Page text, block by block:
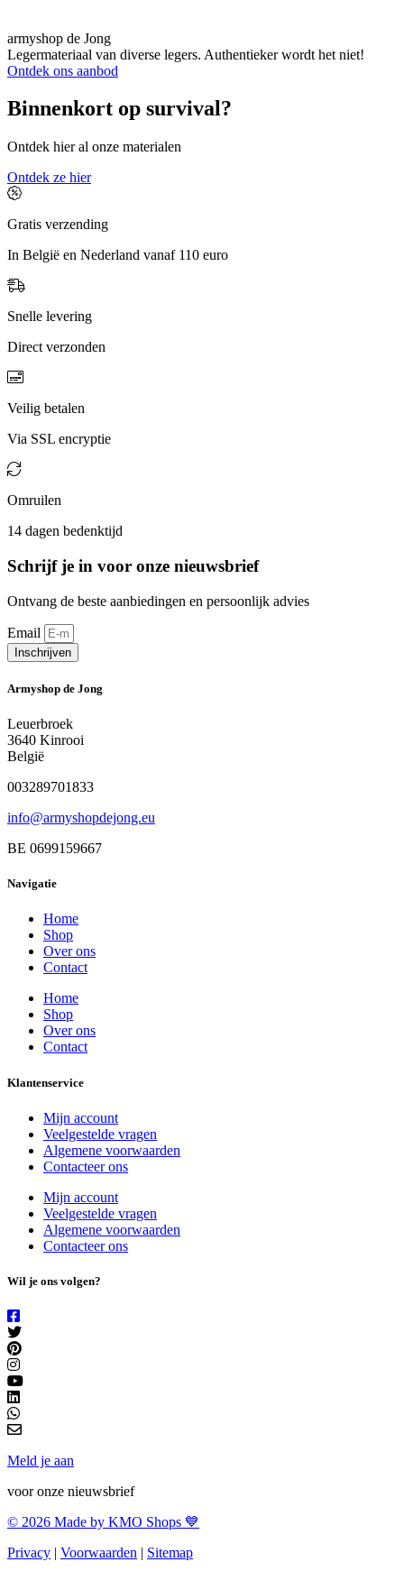
armyshop de Jong
Legermateriaal van diverse legers. Authentieker wordt het niet!
Ontdek ons aanbod
Binnenkort op survival?
Ontdek hier al onze materialen
Ontdek ze hier
Gratis verzending
In België en Nederland vanaf 110 euro
Snelle levering
Direct verzonden
Veilig betalen
Via SSL encryptie
Omruilen
14 dagen bedenktijd
Schrijf je in voor onze nieuwsbrief
Ontvang de beste aanbiedingen en persoonlijk advies
Email
Inschrijven
Armyshop de Jong
Leuerbroek
3640 Kinrooi
België
003289701833
info@armyshopdejong.eu
BE 0699159667
Navigatie
Home
Shop
Over ons
Contact
Home
Shop
Over ons
Contact
Klantenservice
Mijn account
Veelgestelde vragen
Algemene voorwaarden
Contacteer ons
Mijn account
Veelgestelde vragen
Algemene voorwaarden
Contacteer ons
Wil je ons volgen?
Meld je aan
voor onze nieuwsbrief
© 2026 Made by KMO Shops 💙
Privacy | Voorwaarden | Sitemap